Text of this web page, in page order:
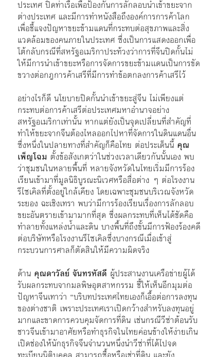
ประเทศ ปิดท่าเรือเพื่อป้องกันการลักลอบนำเข้าขยะจาก
ต่างประเทศ และมีการทำหนังสือถึงองค์การการค้าโลก
เพื่อชี้แจงปัญหาขยะข้ามแดนที่กระทบต่อสุขภาพและสิ่ง
แวดล้อมของคนภายในประเทศ ซึ่งเป็นการแสดงออกเพื่อ
โต้กลับกรณีที่สหรัฐอเมริกาประท้วงว่าการที่จีนปิดกั้นไม่
ให้มีการนำเข้าขยะหรือการจัดการขยะข้ามเเดนเป็นการขัด
ขวางต่อกฎการค้าเสรีที่มีการทำข้อตกลงการค้าเสรีไว้
อย่างไรก็ดี นโยบายปิดกั้นนำเข้าขยะสู่จีน ไม่เพียงแต่
กระทบต่อการค้าเสรีต่อประเทศมหาอำนาจอย่าง
สหรัฐอเมริกาเท่านั้น หากแต่ยังเป็นจุดเปลี่ยนที่สำคัญที่
ทำให้ขยะจากจีนต้องไหลออกไปหาที่จัดการในดินแดนอื่น
ซึ่งหนึ่งในปลายทางที่สำคัญก็คือไทย ต่อประเด็นนี้ คุณ
เพ็ญโฉม ตั้งข้อสังเกตว่าในช่วงเวลาเดียวกันนั้นเอง พบ
ว่าชุมชนในหลายพื้นที่ หลายจังหวัดในไทยเริ่มมีการร้อง
เรียนเข้ามาที่มูลนิธิบูรณะนิเวศหรือสื่อต่าง ๆ ต่อโรงงาน
รีไซเคิลที่ตั้งอยู่ใกล้เคียง โดยเฉพาะชุมชนบริเวณจังหวัด
ระยอง ฉะเชิงเทรา พบว่ามีการร้องเรียนเรื่องการลักลอบ
ขยะอันตรายเข้ามามากที่สุด ซึ่งผลกระทบที่เห็นได้ชัดคือ
ทำลายทั้งแหล่งน้ำและดิน บางพื้นที่ถึงขั้นมีการฟ้องร้องคดี
ต่อบริษัทหรือโรงงานรีไซเคิลซึ่งบางกรณีเมื่อเข้าสู่
กระบวนการศาลก็ตัดสินให้มีความผิดจริง
ด้าน คุณดาวัลย์ จันทรหัสดี ผู้ประสานงานเครือข่ายผู้ได้
รับผลกระทบจากมลพิษอุตสาหกรรม ชี้ให้เห็นอีกมุมต่อ
ปัญหาจีนเทาว่า “บริบทประเทศไทยเองก็เอื้อต่อการลงทุน
ของต่างชาติ เพราะประเทศเราเปิดกว้างสำหรับลงทุนอยู่
มากและขาดการควบคุมจัดการที่ดิน เช่นกรณีวีซ่าต้อนรับ
ชาวจีนเข้ามาอาศัยหรือทำธุรกิจในไทยค่อนข้างให้ง่ายเกิน
เปิดช่องให้นักธุรกิจจีนจำนวนหนึ่งนำวีซ่าที่ได้ไปจด